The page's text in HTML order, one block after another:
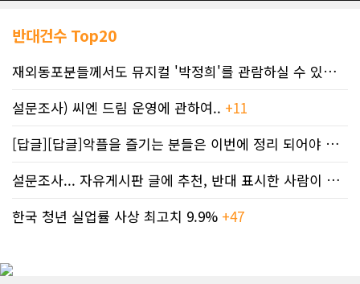
반대건수 Top20
재외동포분들께서도 뮤지컬 '박정희'를 관람하실 수 있도록 노력하겠습니..
설문조사) 씨엔 드림 운영에 관하여.. +11
[답글][답글]악플을 즐기는 분들은 이번에 정리 되어야 합니다.
설문조사... 자유게시판 글에 추천, 반대 표시한 사람이 누구인지 명단..
한국 청년 실업률 사상 최고치 9.9% +47